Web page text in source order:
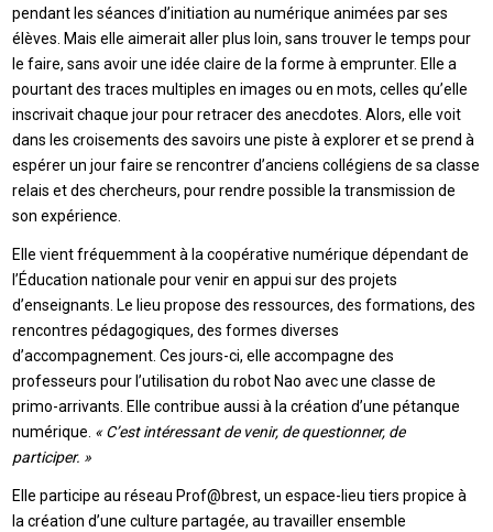
pendant les séances d’initiation au numérique animées par ses
élèves. Mais elle aimerait aller plus loin, sans trouver le temps pour
le faire, sans avoir une idée claire de la forme à emprunter. Elle a
pourtant des traces multiples en images ou en mots, celles qu’elle
inscrivait chaque jour pour retracer des anecdotes. Alors, elle voit
dans les croisements des savoirs une piste à explorer et se prend à
espérer un jour faire se rencontrer d’anciens collégiens de sa classe
relais et des chercheurs, pour rendre possible la transmission de
son expérience.
Elle vient fréquemment à la coopérative numérique dépendant de
l’Éducation nationale pour venir en appui sur des projets
d’enseignants. Le lieu propose des ressources, des formations, des
rencontres pédagogiques, des formes diverses
d’accompagnement. Ces jours-ci, elle accompagne des
professeurs pour l’utilisation du robot Nao avec une classe de
primo-arrivants. Elle contribue aussi à la création d’une pétanque
numérique. « C’est intéressant de venir, de questionner, de
participer. »
Elle participe au réseau Prof@brest, un espace-lieu tiers propice à
la création d’une culture partagée, au travailler ensemble